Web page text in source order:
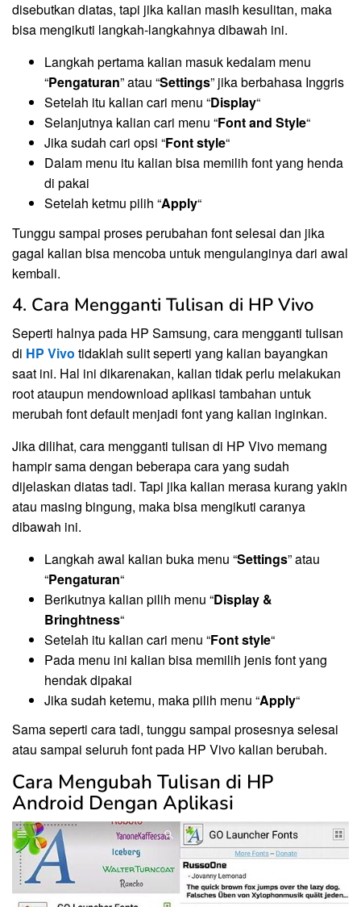
disebutkan diatas, tapi jika kalian masih kesulitan, maka
bisa mengikuti langkah-langkahnya dibawah ini.
Langkah pertama kalian masuk kedalam menu
“Pengaturan” atau “Settings” jika berbahasa Inggris
Setelah itu kalian cari menu “Display“
Selanjutnya kalian cari menu “Font and Style“
Jika sudah cari opsi “Font style“
Dalam menu itu kalian bisa memilih font yang henda
di pakai
Setelah ketmu pilih “Apply“
Tunggu sampai proses perubahan font selesai dan jika
gagal kalian bisa mencoba untuk mengulanginya dari awal
kembali.
4. Cara Mengganti Tulisan di HP Vivo
Seperti halnya pada HP Samsung, cara mengganti tulisan
di HP Vivo tidaklah sulit seperti yang kalian bayangkan
saat ini. Hal ini dikarenakan, kalian tidak perlu melakukan
root ataupun mendownload aplikasi tambahan untuk
merubah font default menjadi font yang kalian inginkan.
Jika dilihat, cara mengganti tulisan di HP Vivo memang
hampir sama dengan beberapa cara yang sudah
dijelaskan diatas tadi. Tapi jika kalian merasa kurang yakin
atau masing bingung, maka bisa mengikuti caranya
dibawah ini.
Langkah awal kalian buka menu “Settings” atau
“Pengaturan“
Berikutnya kalian pilih menu “Display &
Bringhtness“
Setelah itu kalian cari menu “Font style“
Pada menu ini kalian bisa memilih jenis font yang
hendak dipakai
Jika sudah ketemu, maka pilih menu “Apply“
Sama seperti cara tadi, tunggu sampai prosesnya selesai
atau sampai seluruh font pada HP Vivo kalian berubah.
Cara Mengubah Tulisan di HP
Android Dengan Aplikasi